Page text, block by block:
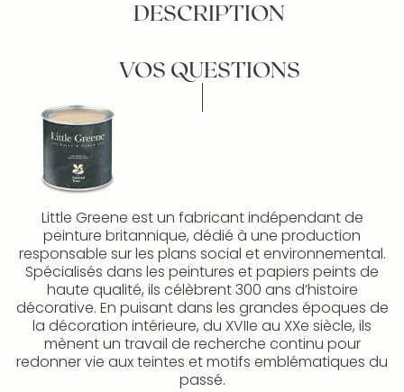
DESCRIPTION
VOS QUESTIONS
Little Greene est un fabricant indépendant de
peinture britannique, dédié à une production
responsable sur les plans social et environnemental.
Spécialisés dans les peintures et papiers peints de
haute qualité, ils célèbrent 300 ans d’histoire
décorative. En puisant dans les grandes époques de
la décoration intérieure, du XVIIe au XXe siècle, ils
mènent un travail de recherche continu pour
redonner vie aux teintes et motifs emblématiques du
passé.